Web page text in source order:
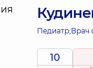
Педиатр;Врач
10